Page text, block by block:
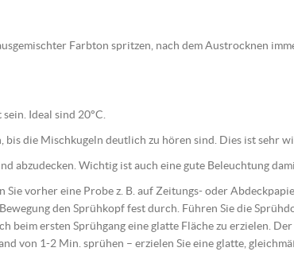
Farbton spritzen, nach dem Austrocknen
Ideal sind 20°C.
bis die Mischkugeln deutlich zu hören sind. Dies ist sehr
abzudecken. Wichtig ist auch eine gute Beleuchtung
Sie vorher eine Probe z. B. auf Zeitungs- oder
den Sprühkopf fest durch. Führen Sie die
beim ersten Sprühgang eine glatte Fläche zu erzielen.
von 1-2 Min. sprühen – erzielen Sie eine glatte,